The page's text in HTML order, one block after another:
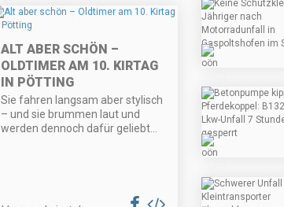
ALT ABER SCHÖN –
OLDTIMER AM 10. KIRTAG
IN PÖTTING
Sie fahren langsam aber stylisch
– und sie brummen laut und
werden dennoch dafür geliebt…